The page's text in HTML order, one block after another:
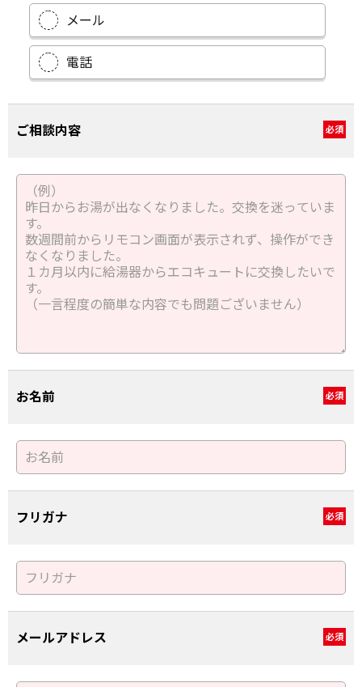
メール
電話
ご相談内容 必須
お名前 必須
フリガナ 必須
メールアドレス 必須